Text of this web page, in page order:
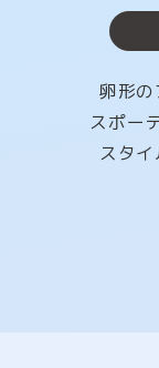
卵形
スポー
スタ